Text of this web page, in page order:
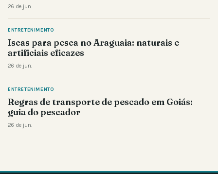
26 de jun.
ENTRETENIMENTO
Iscas para pesca no Araguaia: naturais e
artificiais eficazes
26 de jun.
ENTRETENIMENTO
Regras de transporte de pescado em Goiás:
guia do pescador
26 de jun.